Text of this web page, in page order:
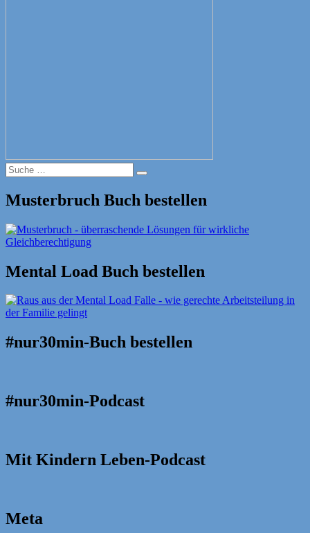
Suche
nach:
Suche
Musterbruch Buch bestellen
Mental Load Buch bestellen
#nur30min-Buch bestellen
#nur30min-Podcast
Mit Kindern Leben-Podcast
Meta